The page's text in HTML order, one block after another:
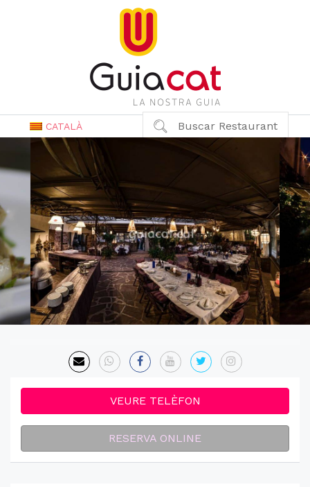
CATALÀ Buscar Restaurant
VEURE TELÈFON
RESERVA ONLINE